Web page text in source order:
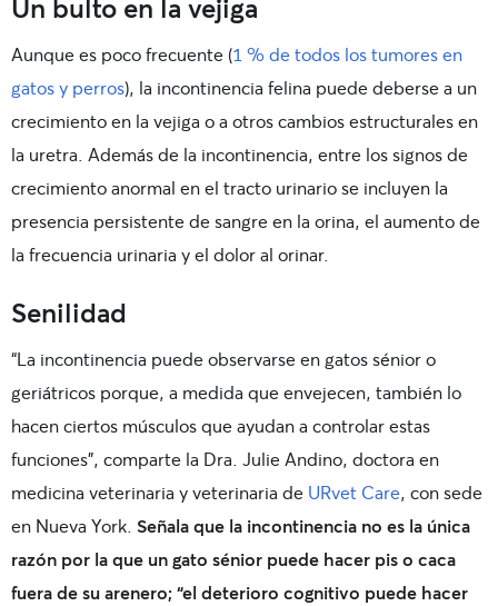
Un bulto en la vejiga
Aunque es poco frecuente (1 % de todos los tumores en
gatos y perros), la incontinencia felina puede deberse a un
crecimiento en la vejiga o a otros cambios estructurales en
la uretra. Además de la incontinencia, entre los signos de
crecimiento anormal en el tracto urinario se incluyen la
presencia persistente de sangre en la orina, el aumento de
la frecuencia urinaria y el dolor al orinar.
Senilidad
“La incontinencia puede observarse en gatos sénior o
geriátricos porque, a medida que envejecen, también lo
hacen ciertos músculos que ayudan a controlar estas
funciones”, comparte la Dra. Julie Andino, doctora en
medicina veterinaria y veterinaria de URvet Care, con sede
en Nueva York. Señala que la incontinencia no es la única
razón por la que un gato sénior puede hacer pis o caca
fuera de su arenero; “el deterioro cognitivo puede hacer